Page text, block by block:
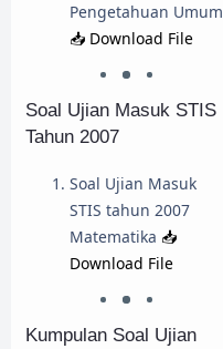
Pengetahuan Umum
📥 Download File
Soal Ujian Masuk STIS
Tahun 2007
Soal Ujian Masuk
STIS tahun 2007
Matematika 📥
Download File
Kumpulan Soal Ujian